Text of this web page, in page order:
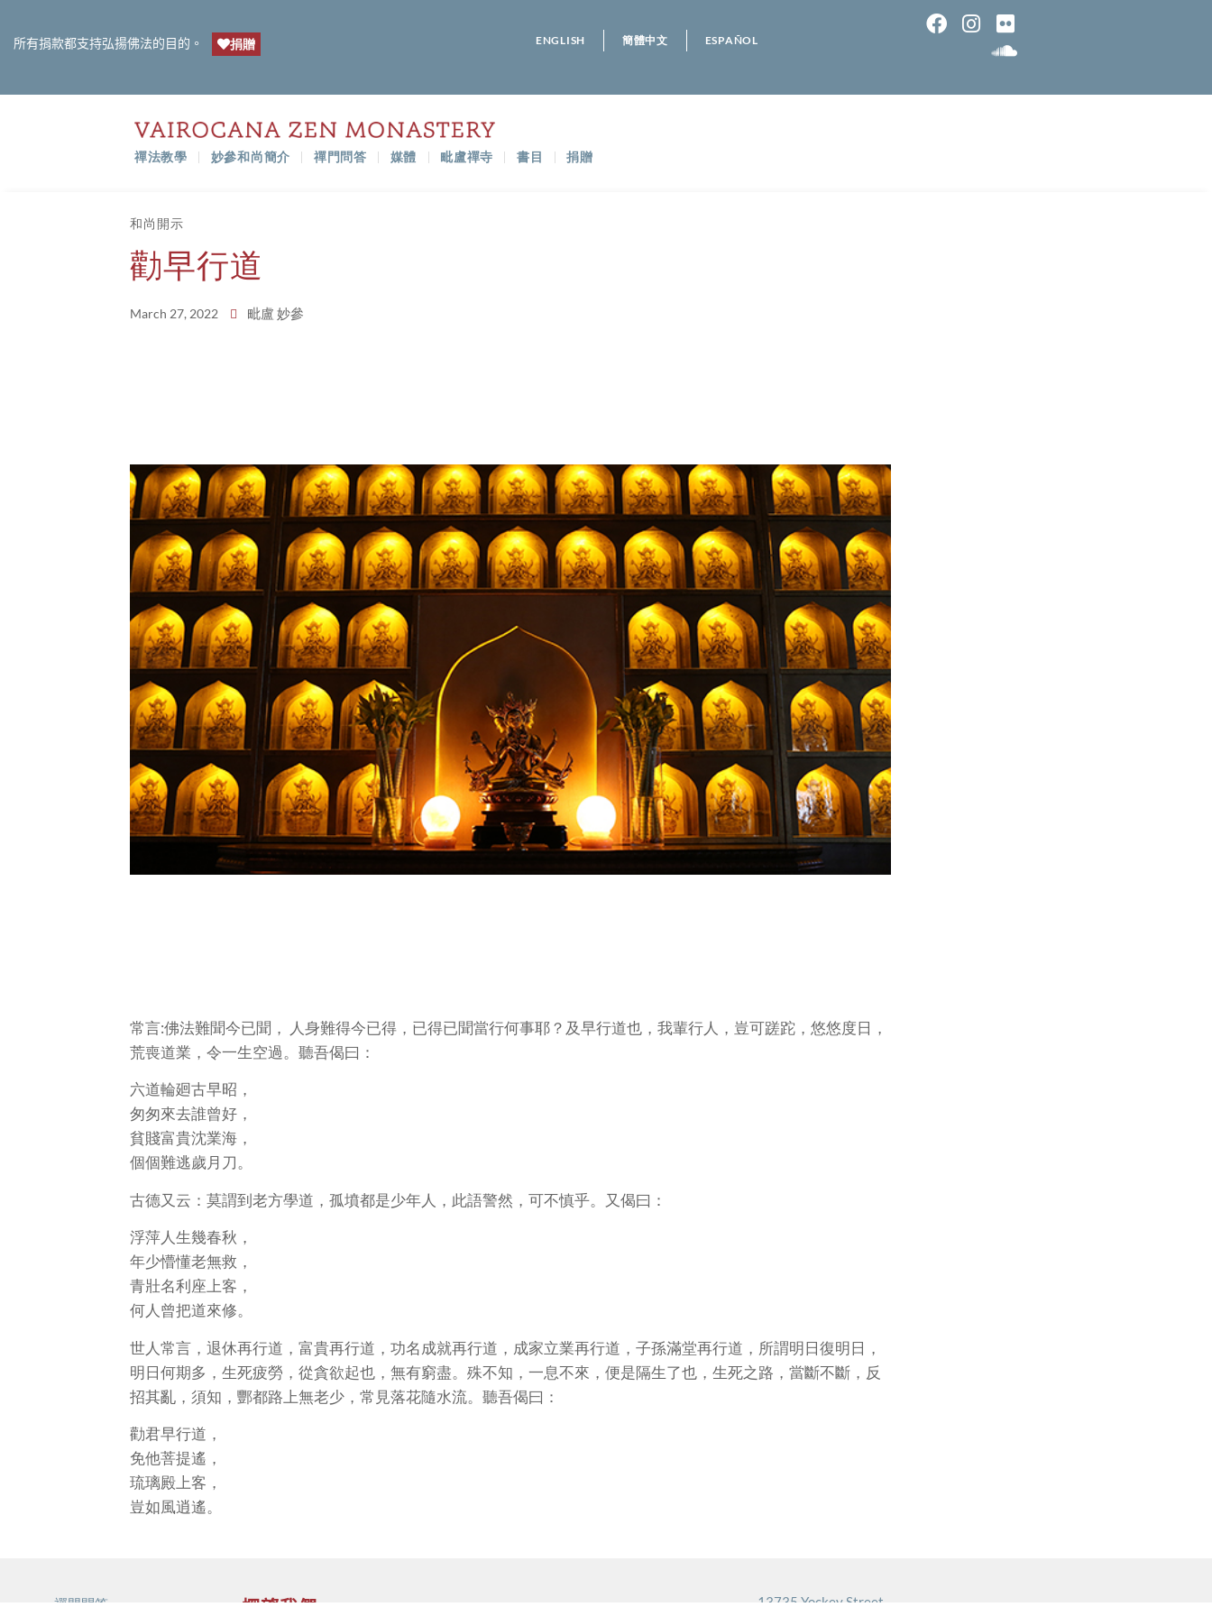
所有捐款都支持弘揚佛法的目的。 捐贈 ENGLISH 簡體中文 ESPAÑOL
禪法教學 妙參和尚簡介 禪門問答 媒體 毗盧禪寺 書目 捐贈
和尚開示
勸早行道
March 27, 2022 毗盧 妙參
常言:佛法難聞今已聞， 人身難得今已得，已得已聞當行何事耶？及早行道也，我輩行人，豈可蹉跎，悠悠度日，
荒喪道業，令一生空過。聽吾偈曰：
六道輪廻古早昭，
匆匆來去誰曾好，
貧賤富貴沈業海，
個個難逃歲月刀。
古德又云：莫謂到老方學道，孤墳都是少年人，此語警然，可不慎乎。又偈曰：
浮萍人生幾春秋，
年少懵懂老無救，
青壯名利座上客，
何人曾把道來修。
世人常言，退休再行道，富貴再行道，功名成就再行道，成家立業再行道，子孫滿堂再行道，所謂明日復明日，
明日何期多，生死疲勞，從貪欲起也，無有窮盡。殊不知，一息不來，便是隔生了也，生死之路，當斷不斷，反
招其亂，須知，酆都路上無老少，常見落花隨水流。聽吾偈曰：
勸君早行道，
免他菩提遙，
琉璃殿上客，
豈如風逍遙。
禪門問答 探望我們
13735 Yockey Street